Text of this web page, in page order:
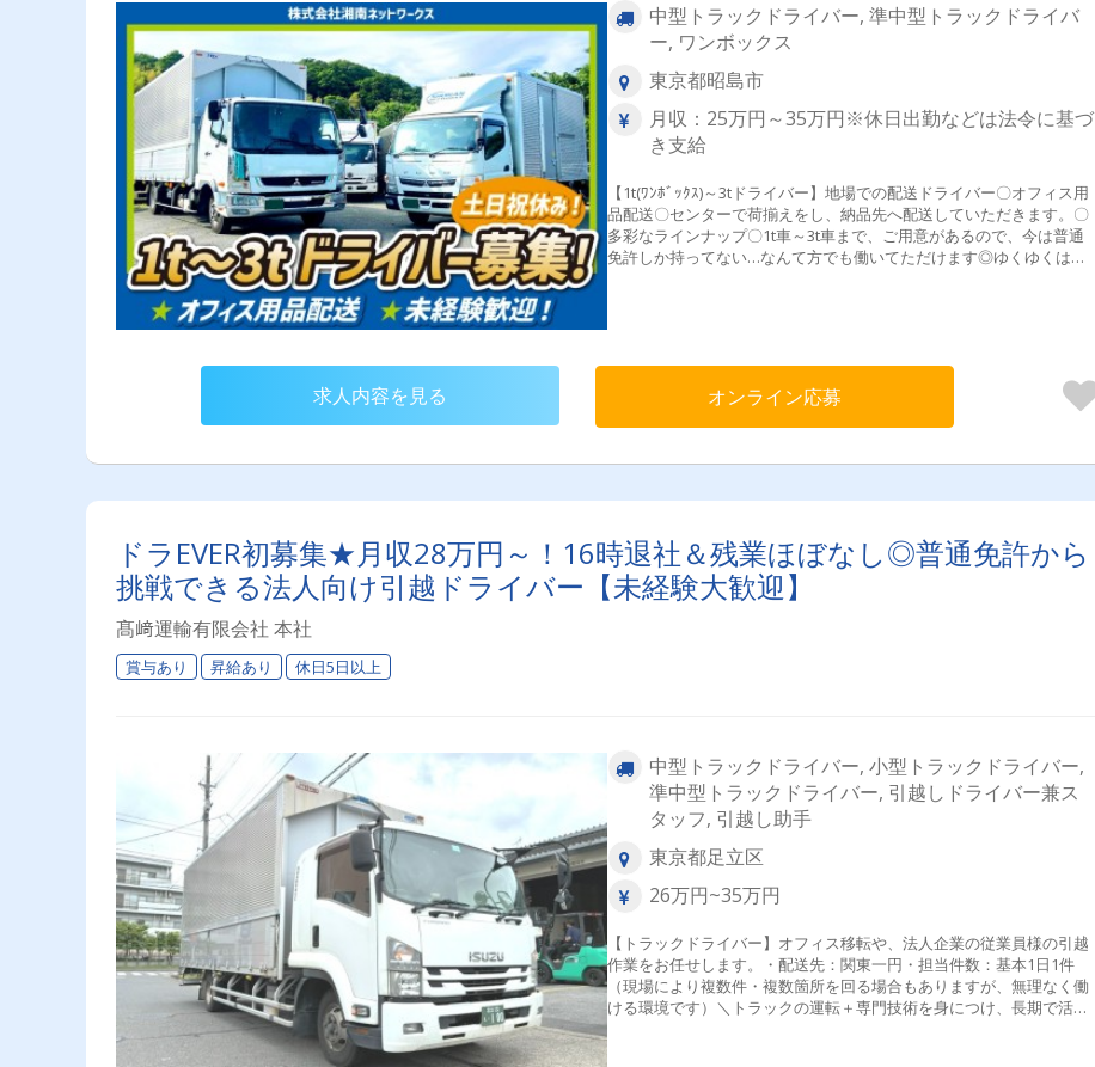
中型トラックドライバー, 準中型トラックドライバ
ー, ワンボックス
東京都昭島市
月収：25万円～35万円※休日出勤などは法令に基づ
き支給
【1t(ﾜﾝﾎﾞｯｸｽ)～3tドライバー】地場での配送ドライバー〇オフィス用
品配送〇センターで荷揃えをし、納品先へ配送していただきます。〇
多彩なラインナップ〇1t車～3t車まで、ご用意があるので、今は普通
免許しか持ってない…なんて方でも働いてただけます◎ゆくゆくは制
求人内容を見る オンライン応募
ドラEVER初募集★月収28万円～！16時退社＆残業ほぼなし◎普通免許から
挑戦できる法人向け引越ドライバー【未経験大歓迎】
髙﨑運輸有限会社 本社
賞与あり 昇給あり 休日5日以上
中型トラックドライバー, 小型トラックドライバー,
準中型トラックドライバー, 引越しドライバー兼ス
タッフ, 引越し助手
東京都足立区
26万円~35万円
【トラックドライバー】オフィス移転や、法人企業の従業員様の引越
作業をお任せします。・配送先：関東一円・担当件数：基本1日1件
（現場により複数件・複数箇所を回る場合もありますが、無理なく働
ける環境です）＼トラックの運転＋専門技術を身につけ、長期で活躍
したい方歓迎！／ただ荷物を運ぶだけでなく、一生モノのスキルをイ
チから習得できる環境です。 ・引越のプロの技： 負担の少ない運び方